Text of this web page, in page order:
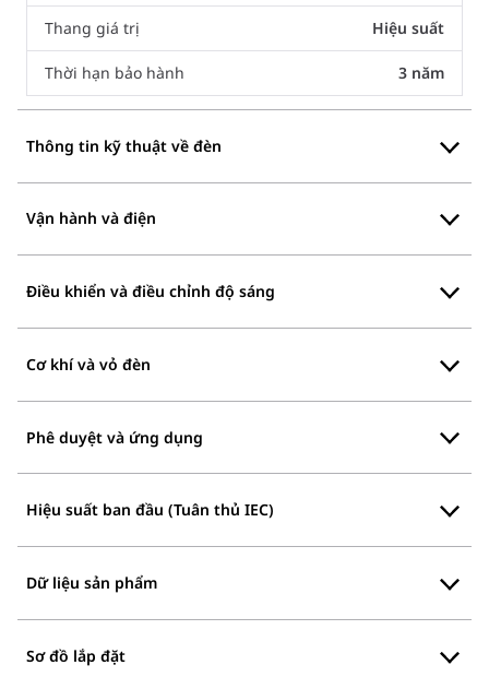
Thang giá trị Hiệu suất
Thời hạn bảo hành 3 năm
Thông tin kỹ thuật về đèn
Vận hành và điện
Điều khiển và điều chỉnh độ sáng
Cơ khí và vỏ đèn
Phê duyệt và ứng dụng
Hiệu suất ban đầu (Tuân thủ IEC)
Dữ liệu sản phẩm
Sơ đồ lắp đặt